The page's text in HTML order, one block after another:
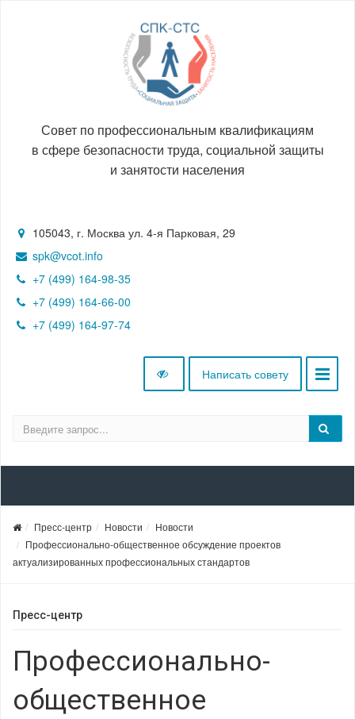
Совет по профессиональным квалификациям
в сфере безопасности труда, социальной защиты
и занятости населения
105043, г. Москва ул. 4-я Парковая, 29
spk@vcot.info
+7 (499) 164-98-35
+7 (499) 164-66-00
+7 (499) 164-97-74
Написать совету
Пресс-центр Новости
Новости
Профессионально-общественное обсуждение проектов
актуализированных профессиональных стандартов
Пресс-центр
Профессионально-
общественное